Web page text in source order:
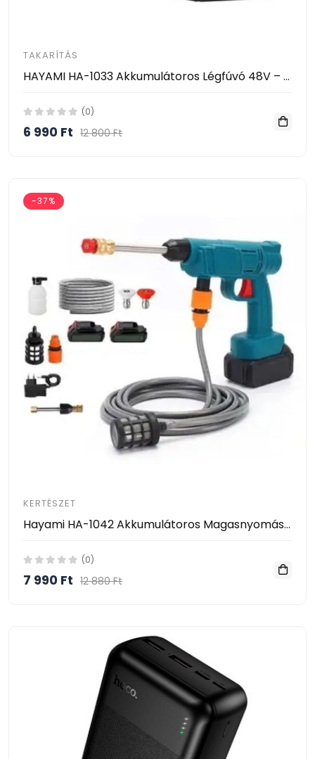
TAKARÍTÁS
HAYAMI HA-1033 Akkumulátoros Légfúvó 48V – Vezeték Nélküli Tisztító Ventilátor 2 Akkumulátorral
(0)
6 990 Ft 12 800 Ft
-37%
KERTÉSZET
Hayami HA-1042 Akkumulátoros Magasnyomású Mosó – 2 Akkumulátorral, Habosító Tartállyal és Kofferrel
(0)
7 990 Ft 12 880 Ft